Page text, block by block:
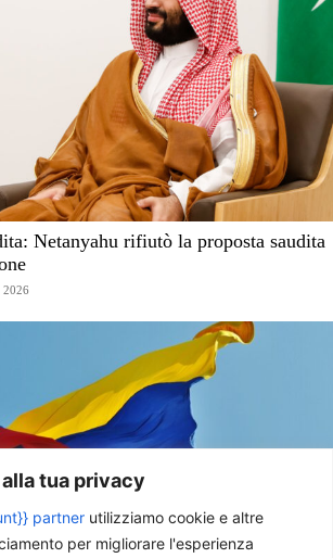
tua privacy
partner utilizziamo cookie e altre
per migliorare l'esperienza
Netanyahu rifiutò la proposta saudita